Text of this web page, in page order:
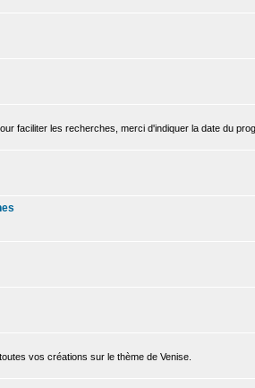
faciliter les recherches, merci d'indiquer la date du
vos créations sur le thème de Venise.